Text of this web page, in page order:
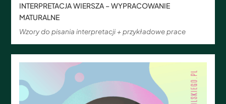
INTERPRETACJA WIERSZA – WYPRACOWANIE
MATURALNE
Wzory do pisania interpretacji + przykładowe prace